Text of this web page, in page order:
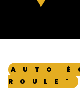
AUTO
ROULE"